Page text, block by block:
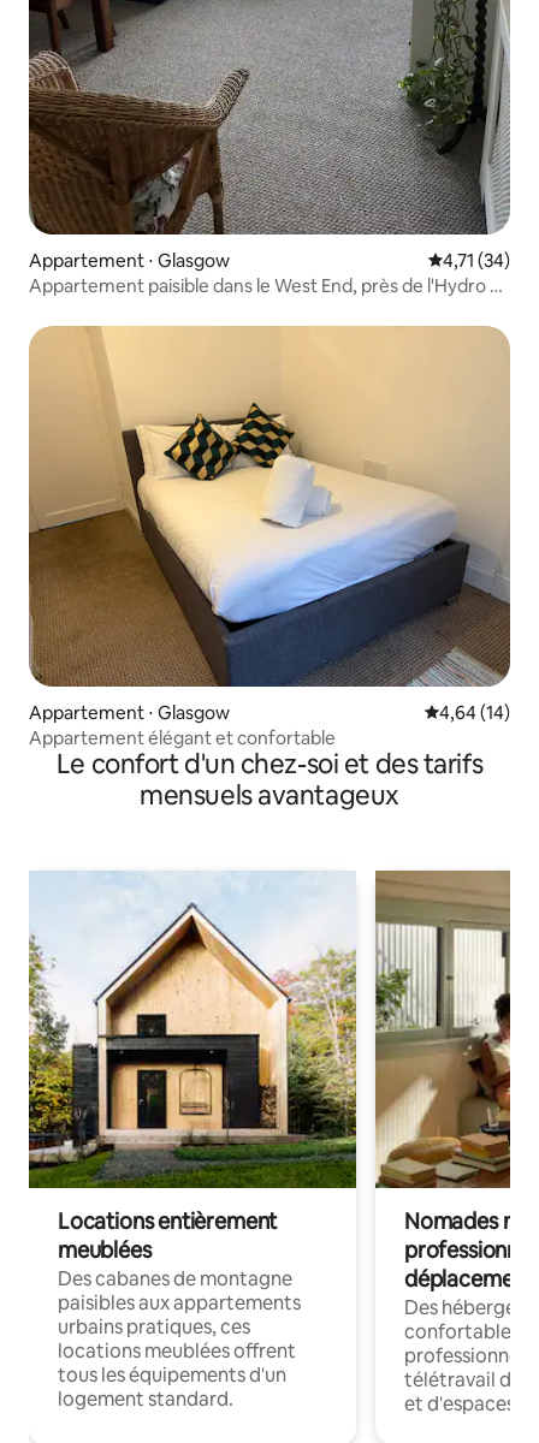
Appartement ⋅ Glasgow Évaluation
4,71 (34)
Appartement paisible dans le West End, près de l'Hydro et
Appartement ⋅ Glasgow Évaluation
4,64 (14)
Appartement élégant et confortable
Le confort d'un chez-soi et des tarifs
mensuels avantageux
Locations entièrement
meublées
Des cabanes de montagne
paisibles aux appartements
urbains pratiques, ces
locations meublées offrent
tous les équipements d'un
logement standard.
Nomades
déplacement
Des
confortables
professionnels
télétravail
et d'espaces